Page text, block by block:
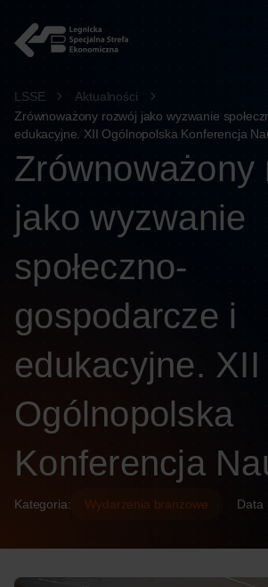
treści
LSSE
Aktualności
Zrównoważony rozwój jako wyzwanie
edukacyjne. XII Ogólnopolska Konferencja
Zrównoważony
jako wyzwanie
społeczno-
gospodarcze i
edukacyjne. XII
Ogólnopolska
Konferencja
Kategoria: Wydarzenia branżowe Data